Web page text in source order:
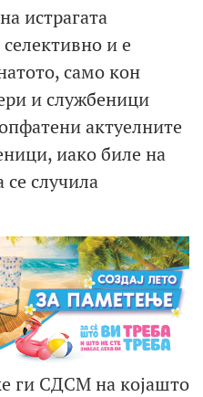
истрагата
и е
само кон
и службеници
актуелните
иако биле на
случила
ги СДСМ на којашто